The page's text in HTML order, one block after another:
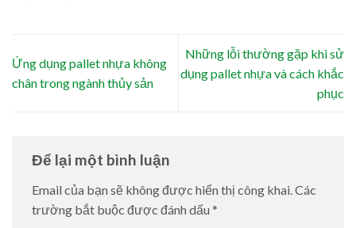
Ứng dụng pallet nhựa không
chân trong ngành thủy sản
Những lỗi thường gặp khi sử
dụng pallet nhựa và cách khắc
phục
Để lại một bình luận
Email của bạn sẽ không được hiển thị công khai. Các
trường bắt buộc được đánh dấu *